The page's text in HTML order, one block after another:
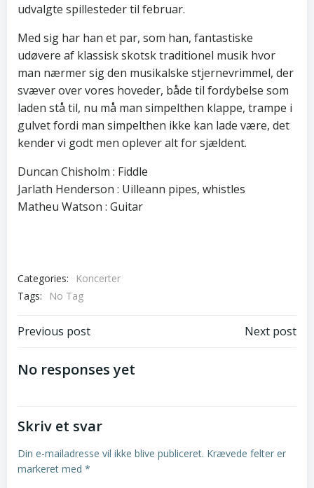
udvalgte spillesteder til februar.
Med sig har han et par, som han, fantastiske
udøvere af klassisk skotsk traditionel musik hvor
man nærmer sig den musikalske stjernevrimmel, der
svæver over vores hoveder, både til fordybelse som
laden stå til, nu må man simpelthen klappe, trampe i
gulvet fordi man simpelthen ikke kan lade være, det
kender vi godt men oplever alt for sjældent.
Duncan Chisholm : Fiddle
Jarlath Henderson : Uilleann pipes, whistles
Matheu Watson : Guitar
Categories:
Koncerter
Tags:
No Tag
Post
navigation
Previous post Next post
No responses yet
Skriv et svar
Din e-mailadresse vil ikke blive publiceret. Krævede felter er
markeret med *